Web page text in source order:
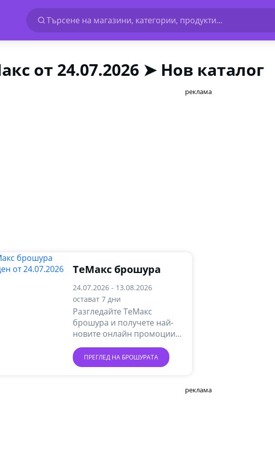
Търсене на магазини, категории, продукти...
от 24.07.2026 ➤ Нов каталог
реклама
ТеMакс брошура
24.07.2026 - 13.08.2026
остават 7 дни
Разгледайте ТеMакс
брошура и получете най-
новите онлайн промоции и
акции.
ПРЕГЛЕД НА БРОШУРАТА
реклама